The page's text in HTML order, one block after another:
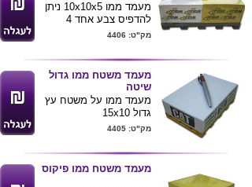
מעמד ממו 10x10x5 ניתן
להדפיס צבע אחד 4
צדדים. מינימום הזמנה
מק"ט: 4406
מעמד משטח ממו גדול
שיטה
מעמד ממו על משטח עץ
גדול 15x10
נייר עד גובה 5 ס"מ
יחי`.
מק"ט: 4405
מעמד משטח ממו פיקוס